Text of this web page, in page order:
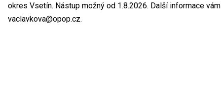
okres Vsetín. Nástup možný od 1.8.2026. Další informace
vaclavkova@opop.cz.